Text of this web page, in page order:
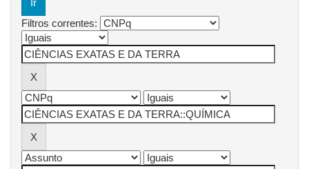
Filtros correntes: